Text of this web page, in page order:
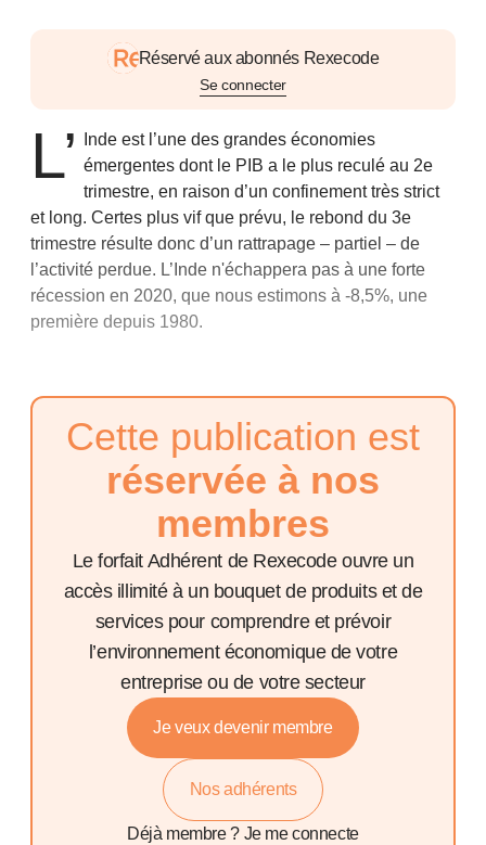
Réservé aux abonnés Rexecode
Se connecter
L’
Inde est l’une des grandes économies
émergentes dont le PIB a le plus reculé au 2e
trimestre, en raison d’un confinement très strict
et long. Certes plus vif que prévu, le rebond du 3e
trimestre résulte donc d’un rattrapage – partiel – de
l’activité perdue. L’Inde n'échappera pas à une forte
récession en 2020, que nous estimons à -8,5%, une
première depuis 1980.
Cette publication est
réservée à nos
membres
Le forfait Adhérent de Rexecode ouvre un
accès illimité à un bouquet de produits et de
services pour comprendre et prévoir
l’environnement économique de votre
entreprise ou de votre secteur
Je veux devenir membre
Nos adhérents
Déjà membre ? Je me connecte